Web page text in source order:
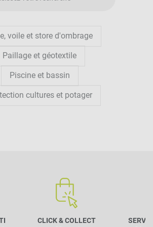
UNE
?
voile et store d'ombrage
Paillage et géotextile
Piscine et bassin
cultures et potager
CLICK & COLLECT